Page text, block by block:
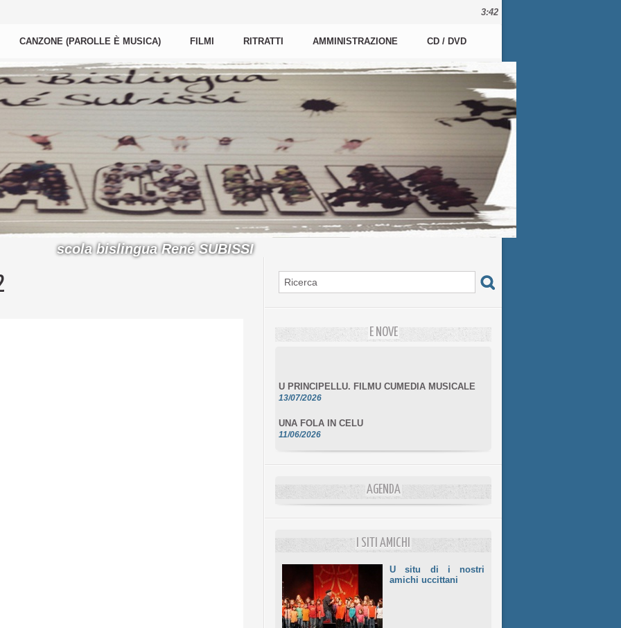
3:42
CANZONE (PAROLLE È MUSICA) FILMI RITRATTI AMMINISTRAZIONE CD / DVD
scola bislingua René SUBISSI
E NOVE
13/07/2026
11/06/2026
L'ESSENZIALE CHÌ GHJÈ
E STELLE DI BASTIA
AGENDA
I SITI AMICHI
U situ di i nostri
amichi uccittani